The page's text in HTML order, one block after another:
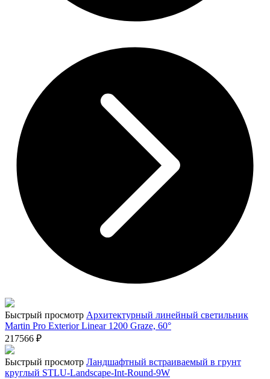
Быстрый просмотр Архитектурный линейный светильник
Martin Pro Exterior Linear 1200 Graze, 60°
217566 ₽
Быстрый просмотр Ландшафтный встраиваемый в грунт
круглый STLU-Landscape-Int-Round-9W